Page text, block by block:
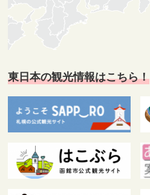
東日本の観光情報はこちら！